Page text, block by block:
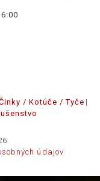
/ Kotúče / Tyče
údajov